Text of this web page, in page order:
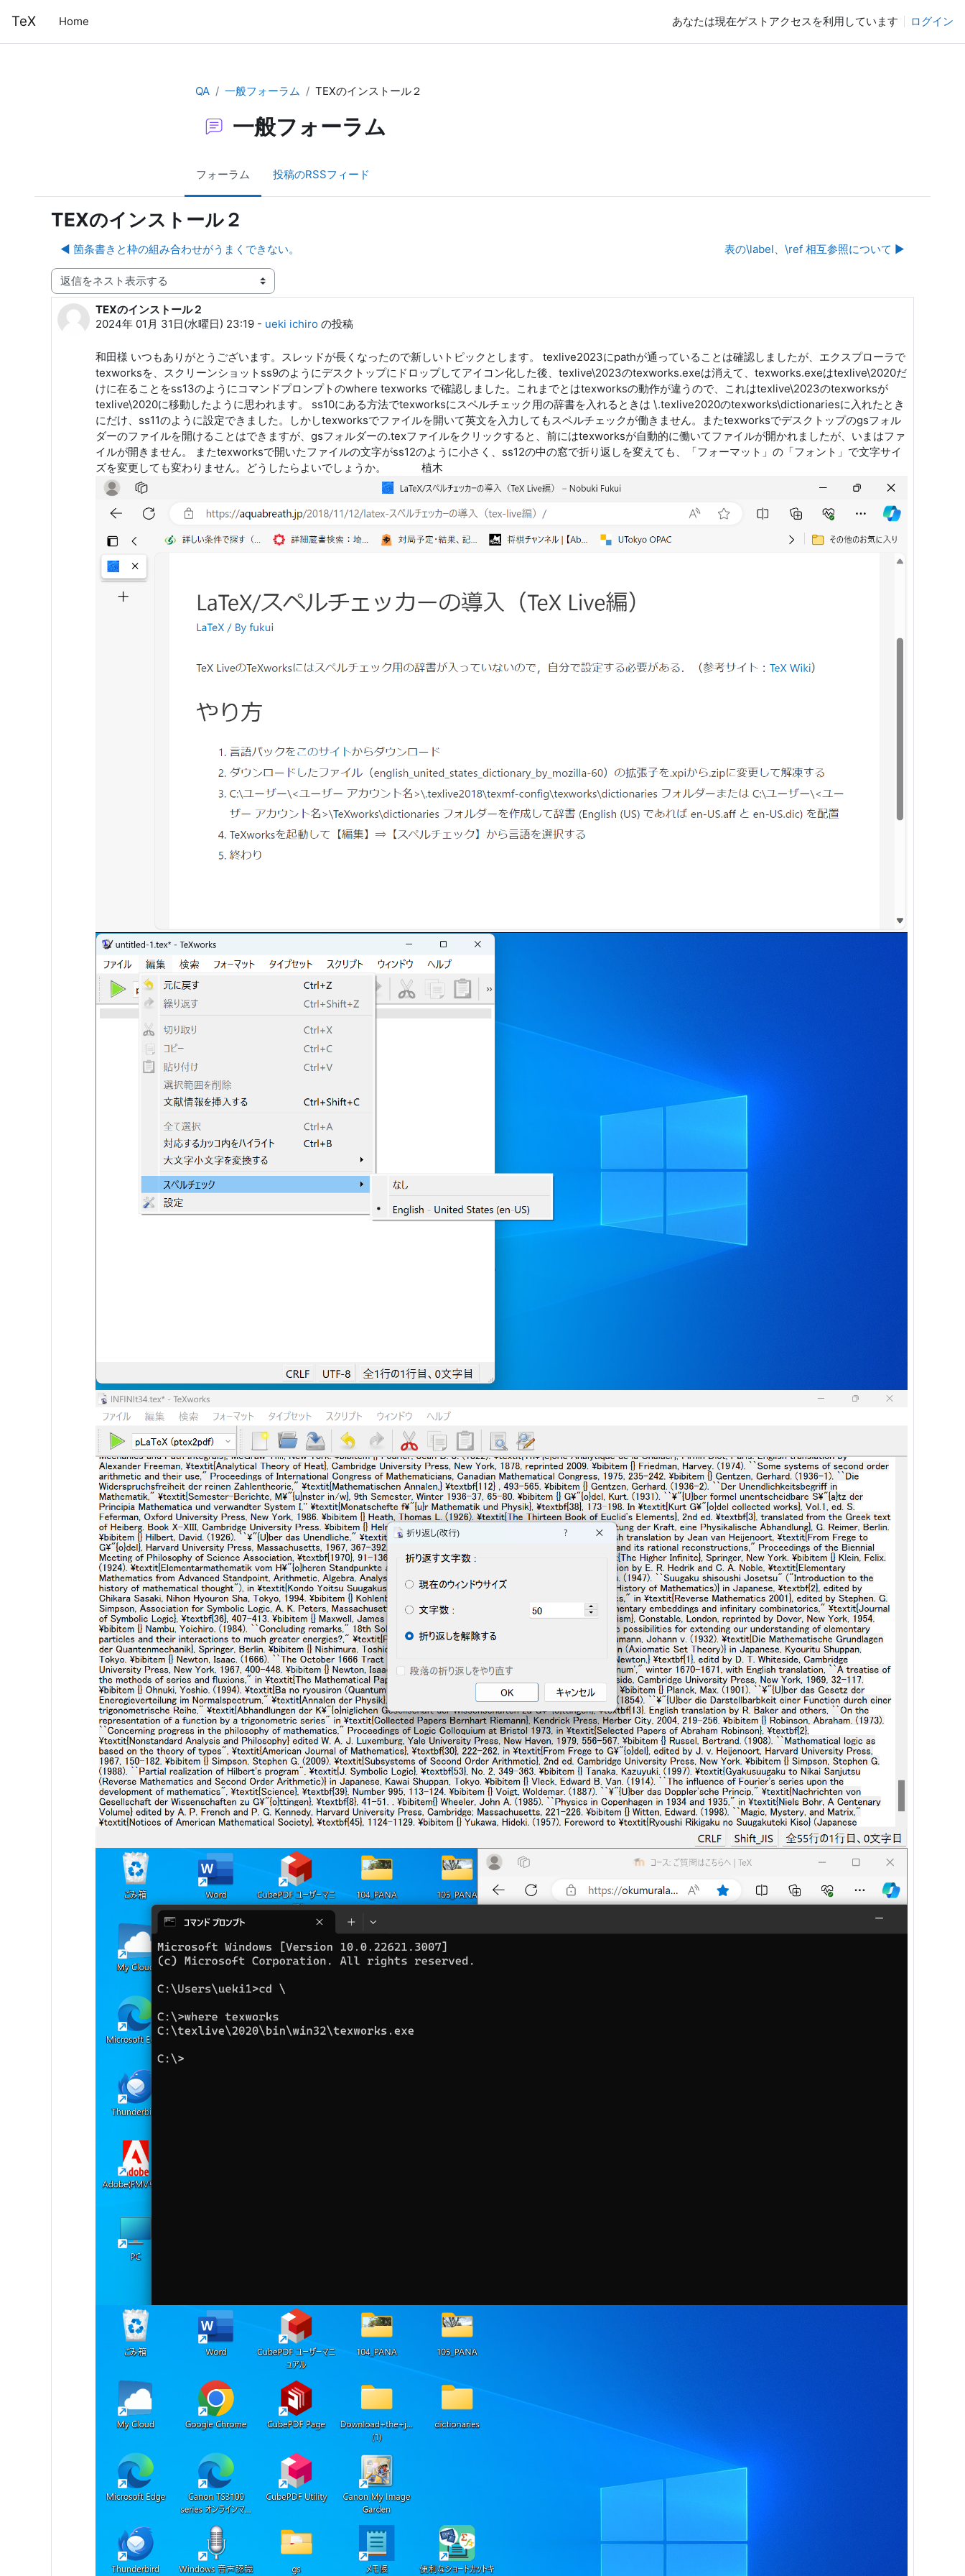
TeX Home あなたは現在ゲストアクセスを利用しています ログイン
QA 一般フォーラム TEXのインストール２
一般フォーラム
フォーラム 投稿のRSSフィード
TEXのインストール２
◀︎ 箇条書きと枠の組み合わせがうまくできない。 表の\label、\ref 相互参照について ▶︎
表示モード
TEXのインストール２
2024年 01月 31日(水曜日) 23:19 - ueki ichiro の投稿
返信数: 6
和田様 いつもありがとうございます。スレッドが長くなったので新しいトピックとします。 texlive2023にpathが通っていることは確認しましたが、エクスプローラで
texworksを、スクリーンショットss9のようにデスクトップにドロップしてアイコン化した後、texlive\2023のtexworks.exeは消えて、texworks.exeはtexlive\2020だ
けに在ることをss13のようにコマンドプロンプトのwhere texworks で確認しました。これまでとはtexworksの動作が違うので、これはtexlive\2023のtexworksが
texlive\2020に移動したように思われます。 ss10にある方法でtexworksにスペルチェック用の辞書を入れるときは \.texlive2020のtexworks\dictionariesに入れたとき
にだけ、ss11のように設定できました。しかしtexworksでファイルを開いて英文を入力してもスペルチェックが働きません。またtexworksでデスクトップのgsフォル
ダーのファイルを開けることはできますが、gsフォルダーの.texファイルをクリックすると、前にはtexworksが自動的に働いてファイルが開かれましたが、いまはファ
イルが開きません。 またtexworksで開いたファイルの文字がss12のように小さく、ss12の中の窓で折り返しを変えても、「フォーマット」の「フォント」で文字サイ
ズを変更しても変わりません。どうしたらよいでしょうか。 植木